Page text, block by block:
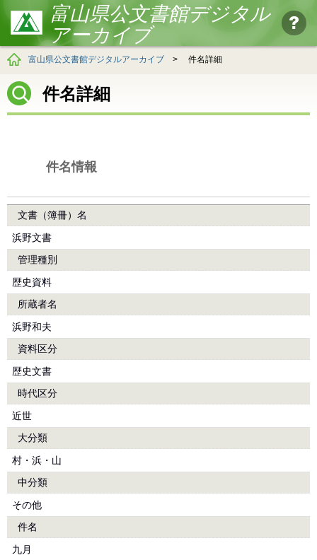
富山県公文書館デジタル
アーカイブ
富山県公文書館デジタルアーカイブ > 件名詳細
件名詳細
件名情報
文書（簿冊）名
浜野文書
管理種別
歴史資料
所蔵者名
浜野和夫
資料区分
歴史文書
時代区分
近世
大分類
村・浜・山
中分類
その他
件名
九月